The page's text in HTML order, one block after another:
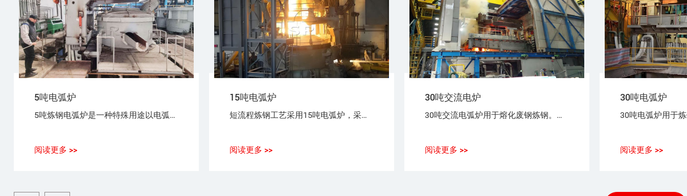
5吨电弧炉
5吨炼钢电弧炉是一种特殊用途以电弧为热源，以废钢（铁）为原料，生产普通钢、优质碳素钢、合金钢、不锈钢的设备。
阅读更多 >>
15吨电弧炉
短流程炼钢工艺采用15吨电弧炉，采用100%废钢或废钢+铁水（生铁），或废钢+海绵铁（DRI）作为炼钢原料。
阅读更多 >>
30吨交流电炉
30吨交流电弧炉用于熔化废钢炼钢。电能用于熔化废钢。带电材料和电极之间形成电弧。
阅读更多 >>
30吨电弧炉
阅读更多 >>